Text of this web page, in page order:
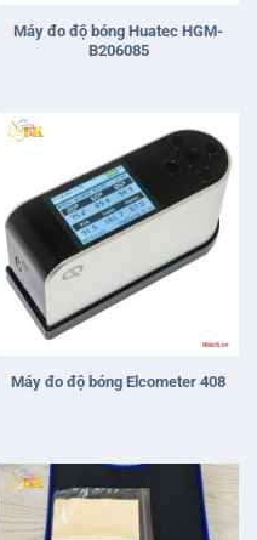
Máy đo độ bóng Huatec BZ60